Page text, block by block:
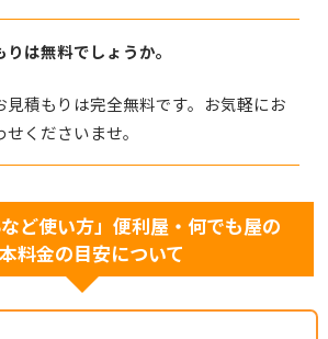
りは無料でしょうか。
見積もりは完全無料です。お気軽にお
くださいませ。
など使い方」便利屋・何でも屋の
料金の目安について